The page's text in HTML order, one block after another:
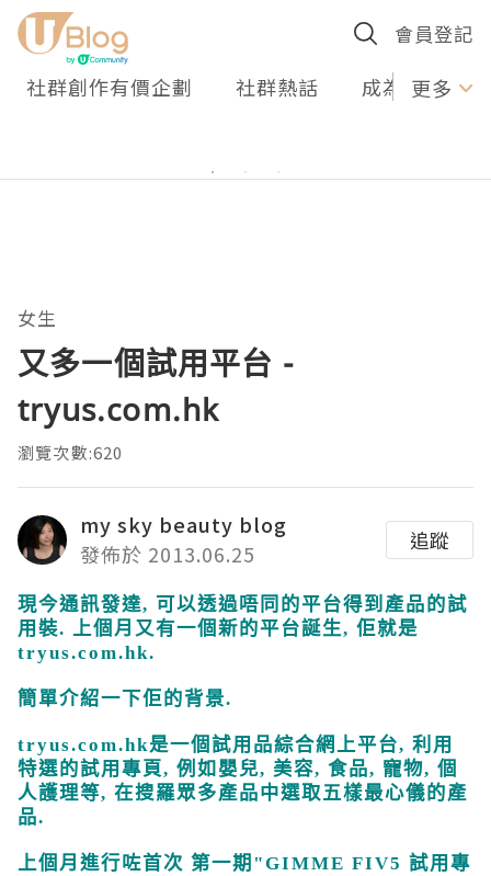
會員登記
社群創作有價企劃 社群熱話 成為U更多
女生
又多一個試用平台 -
tryus.com.hk
瀏覽次數:620
my sky beauty blog
發佈於 2013.06.25
追蹤
現今通訊發達, 可以透過唔同的平台得到產品的試
用裝. 上個月又有一個新的平台誕生, 佢就是
tryus.com.hk.
簡單介紹一下佢的背景.
tryus.com.hk是一個試用品綜合網上平台, 利用
特選的試用專頁, 例如嬰兒, 美容, 食品, 寵物, 個
人護理等, 在搜羅眾多產品中選取五樣最心儀的產
品.
上個月進行咗首次 第一期 "GIMME FIV5 試用專